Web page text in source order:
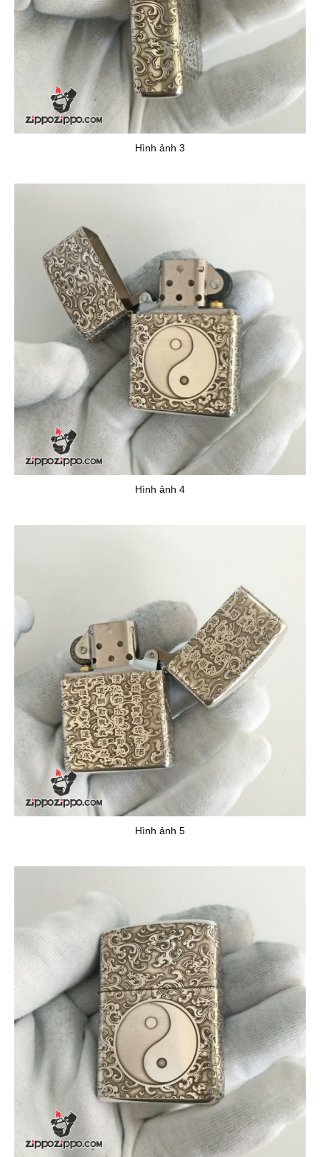
Hình ảnh 3
Hình ảnh 4
Hình ảnh 5